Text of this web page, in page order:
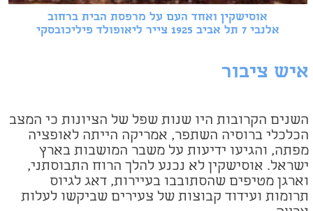
אוסישקין ואחד העם על מרפסת הבית ברחוב
אלנבי 7 תל אביב 1925 צייר ליאופולד פיליכובסקי
איש ציבור
השנים הקרובות היו שנות שפל של הציונות כי המצב
הכלכלי ברוסיה השתפר, אמריקה הייתה לאופציה
מפתה, והגיעו ידיעות על משבר המושבות בארץ
ישראל. אוסישקין לא נכנע להלך הרוח התבוסתני,
וארגן מטיפים שהסתובבו בעיירות, דאג לגיוס
תרומות ועידוד קבוצות של צעירים שביקשו לעלות